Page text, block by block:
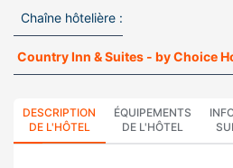
Chaîne hôtelière :
Country Inn & Suites - by Choice
DESCRIPTION
DE L'HÔTEL
ÉQUIPEMENTS
DE L'HÔTEL